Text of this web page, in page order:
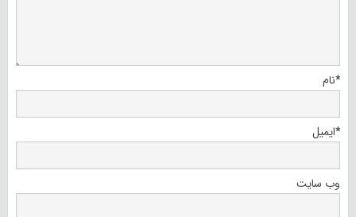
نام*
ایمیل*
وب‌ سایت